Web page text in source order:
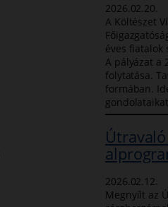
2026.02.20.
A Költészet
éves fiatalok
A pályázat a
folytatása.
formában.
2026.02.12.
Megnyílt az